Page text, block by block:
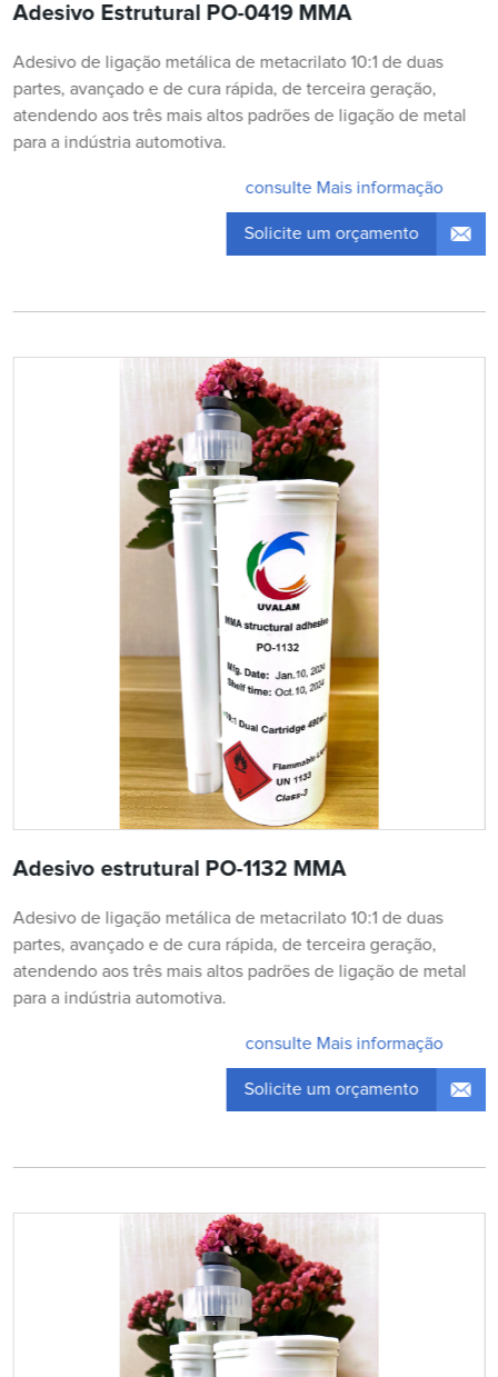
Adesivo Estrutural PO-0419 MMA
Adesivo de ligação metálica de metacrilato 10:1 de duas
partes, avançado e de cura rápida, de terceira geração,
atendendo aos três mais altos padrões de ligação de metal
para a indústria automotiva.
consulte Mais informação
Solicite um orçamento
Adesivo estrutural PO-1132 MMA
Adesivo de ligação metálica de metacrilato 10:1 de duas
partes, avançado e de cura rápida, de terceira geração,
atendendo aos três mais altos padrões de ligação de metal
para a indústria automotiva.
consulte Mais informação
Solicite um orçamento